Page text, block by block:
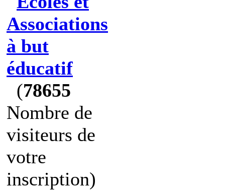
Associations
à but
éducatif
(78655
Nombre de
visiteurs de
votre
inscription)